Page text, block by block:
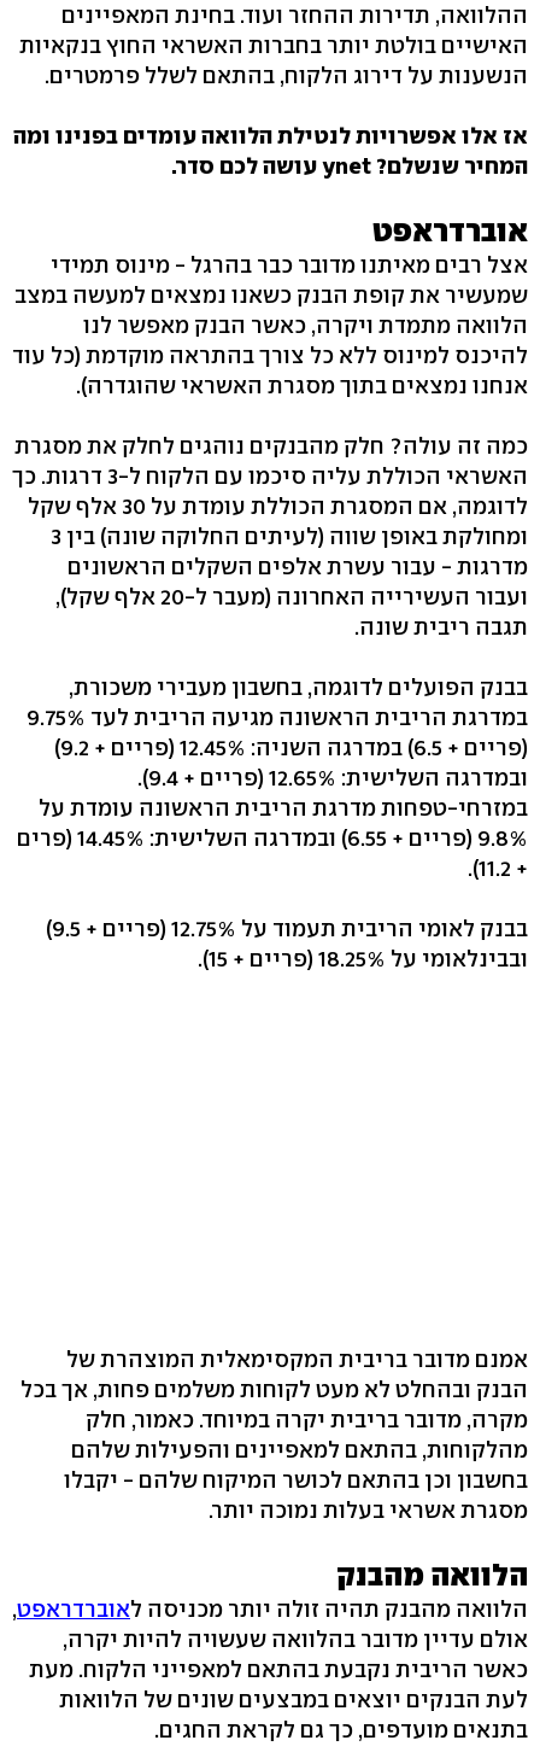
ההלוואה, תדירות ההחזר ועוד. בחינת המאפיינים
האישיים בולטת יותר בחברות האשראי החוץ בנקאיות
הנשענות על דירוג הלקוח, בהתאם לשלל פרמטרים.
אז אלו אפשרויות לנטילת הלוואה עומדים בפנינו ומה
המחיר שנשלם? ynet עושה לכם סדר.
אוברדראפט
אצל רבים מאיתנו מדובר כבר בהרגל - מינוס תמידי
שמעשיר את קופת הבנק כשאנו נמצאים למעשה במצב
הלוואה מתמדת ויקרה, כאשר הבנק מאפשר לנו
להיכנס למינוס ללא כל צורך בהתראה מוקדמת (כל עוד
אנחנו נמצאים בתוך מסגרת האשראי שהוגדרה).
כמה זה עולה? חלק מהבנקים נוהגים לחלק את מסגרת
האשראי הכוללת עליה סיכמו עם הלקוח ל-3 דרגות. כך
לדוגמה, אם המסגרת הכוללת עומדת על 30 אלף שקל
ומחולקת באופן שווה (לעיתים החלוקה שונה) בין 3
מדרגות - עבור עשרת אלפים השקלים הראשונים
ועבור העשירייה האחרונה (מעבר ל-20 אלף שקל),
תגבה ריבית שונה.
בבנק הפועלים לדוגמה, בחשבון מעבירי משכורת,
במדרגת הריבית הראשונה מגיעה הריבית לעד 9.75%
(פריים + 6.5) במדרגה השניה: 12.45% (פריים + 9.2)
ובמדרגה השלישית: 12.65% (פריים + 9.4).
במזרחי-טפחות מדרגת הריבית הראשונה עומדת על
9.8% (פריים + 6.55) ובמדרגה השלישית: 14.45% (פרים
+ 11.2).
בבנק לאומי הריבית תעמוד על 12.75% (פריים + 9.5)
ובבינלאומי על 18.25% (פריים + 15).
אמנם מדובר בריבית המקסימאלית המוצהרת של
הבנק ובהחלט לא מעט לקוחות משלמים פחות, אך בכל
מקרה, מדובר בריבית יקרה במיוחד. כאמור, חלק
מהלקוחות, בהתאם למאפיינים והפעילות שלהם
בחשבון וכן בהתאם לכושר המיקוח שלהם - יקבלו
מסגרת אשראי בעלות נמוכה יותר.
הלוואה מהבנק
הלוואה מהבנק תהיה זולה יותר מכניסה לאוברדראפט,
אולם עדיין מדובר בהלוואה שעשויה להיות יקרה,
כאשר הריבית נקבעת בהתאם למאפייני הלקוח. מעת
לעת הבנקים יוצאים במבצעים שונים של הלוואות
בתנאים מועדפים, כך גם לקראת החגים.